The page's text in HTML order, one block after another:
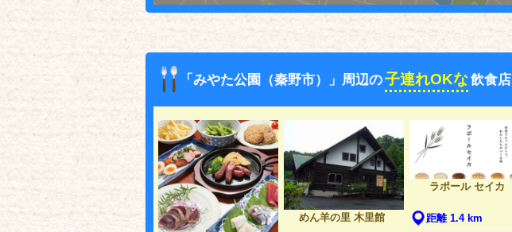
「みやた公園（秦野市）」周辺の子連れOKな飲食店
めん羊の里 木里館
ラポール セイカ
距離 1.4 km